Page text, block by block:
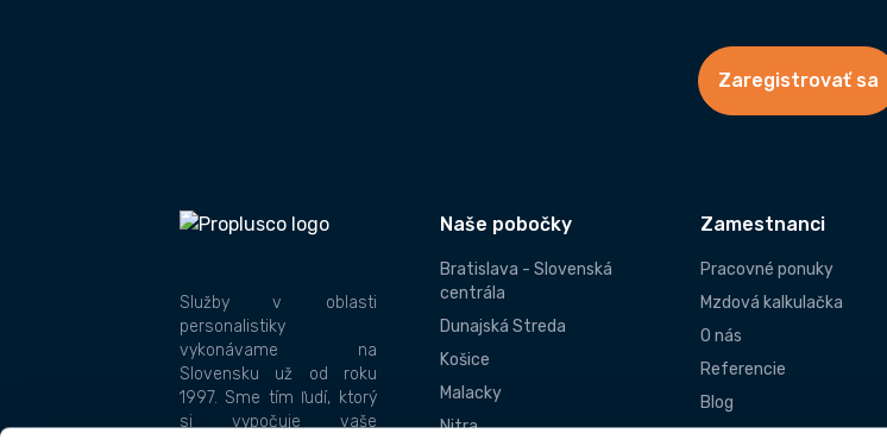
Zaregistrovať sa
Služby v oblasti
personalistiky
vykonávame na
Slovensku už od roku
1997. Sme tím ľudí, ktorý
si vypočuje vaše
Naše pobočky
Bratislava - Slovenská
centrála
Dunajská Streda
Košice
Malacky
Nitra
Zamestnanci
Pracovné ponuky
Mzdová kalkulačka
O nás
Referencie
Blog